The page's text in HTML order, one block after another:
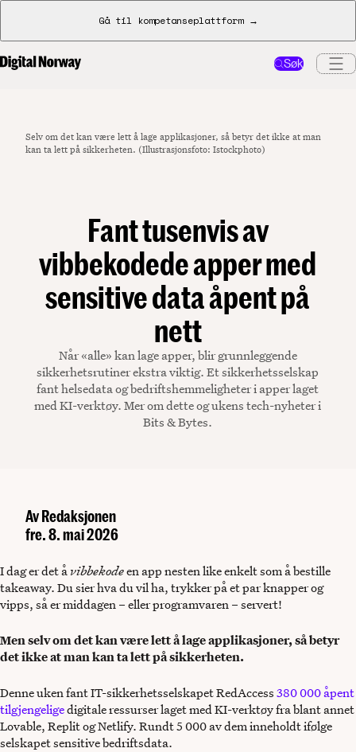
Gå til kompetanseplattform →
Søk
Selv om det kan være lett å lage applikasjoner, så betyr det ikke at man
kan ta lett på sikkerheten. (Illustrasjonsfoto: Istockphoto)
Fant tusenvis av
vibbekodede apper med
sensitive data åpent på
nett
Når «alle» kan lage apper, blir grunnleggende
sikkerhetsrutiner ekstra viktig. Et sikkerhetsselskap
fant helsedata og bedriftshemmeligheter i apper laget
med KI-verktøy. Mer om dette og ukens tech-nyheter i
Bits & Bytes.
AvRedaksjonen
fre. 8. mai 2026
I dag er det åvibbekodeen app nesten like enkelt som å bestille
takeaway. Du sier hva du vil ha, trykker på et par knapper og
vipps, så er middagen – eller programvaren – servert!
Men selv om det kan være lett å lage applikasjoner, så betyr
det ikke at man kan ta lett på sikkerheten.
Denne uken fant IT-sikkerhetsselskapet RedAccess380 000 åpent
tilgjengeligedigitale ressurser laget med KI-verktøy fra blant annet
Lovable, Replit og Netlify. Rundt 5 000 av dem inneholdt ifølge
selskapet sensitive bedriftsdata.